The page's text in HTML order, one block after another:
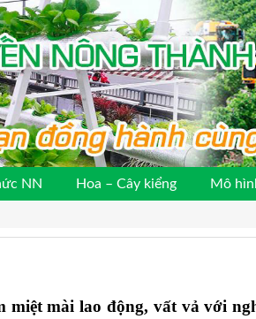
NN Hoa – Cây kiểng Mô
miệt mài lao động, vất vả với